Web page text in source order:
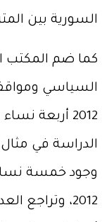
السورية بين
كما ضم المكتب
السياسي
2012 أربعة
الدراسة في
وجود خمسة